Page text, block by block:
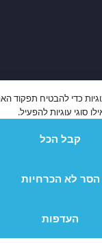
כדי להבטיח תפקוד
סוגי עוגיות להפעיל.
קבל הכל
הסר לא הכרחיות
העדפות